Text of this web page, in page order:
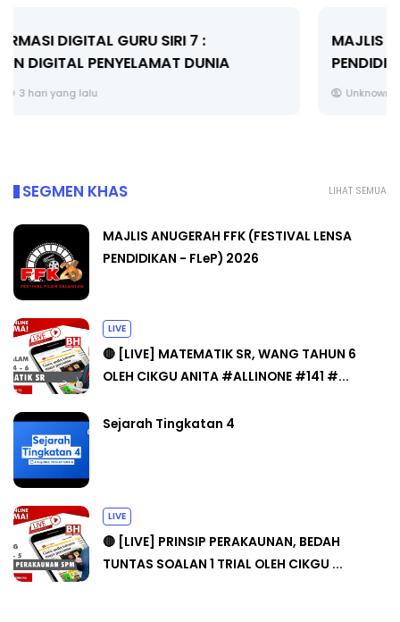
MAJLIS ANUGERAH FFK (FESTIVAL LENSA
PENDIDIKAN - FLeP) 2026
Unknown
LIHAT SEMUA
SEGMEN KHAS
MAJLIS ANUGERAH FFK (FESTIVAL LENSA
PENDIDIKAN - FLeP) 2026
LIVE
🔴 [LIVE] MATEMATIK SR, WANG TAHUN 6
OLEH CIKGU ANITA #ALLINONE #141 #...
Sejarah Tingkatan 4
LIVE
🔴 [LIVE] PRINSIP PERAKAUNAN, BEDAH
TUNTAS SOALAN 1 TRIAL OLEH CIKGU ...